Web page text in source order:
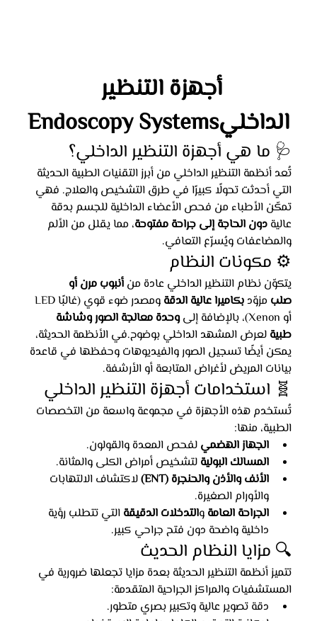
أجهزة التنظير
الداخليEndoscopy Systems
🩺 ما هي أجهزة التنظير الداخلي؟
تُعد أنظمة التنظير الداخلي من أبرز التقنيات الطبية الحديثة
التي أحدثت تحولًا كبيرًا في طرق التشخيص والعلاج. فهي
تمكّن الأطباء من فحص الأعضاء الداخلية للجسم بدقة
عالية دون الحاجة إلى جراحة مفتوحة، مما يقلل من الألم
والمضاعفات ويُسرّع التعافي.
⚙️ مكونات النظام
يتكوّن نظام التنظير الداخلي عادة من أنبوب مرن أو
صلب مزوّد بكاميرا عالية الدقة
ومصدر ضوء قوي (غالبًا LED
أو Xenon)، بالإضافة إلى
وحدة معالجة الصور وشاشة
طبية لعرض المشهد الداخلي بوضوح.في الأنظمة الحديثة،
يمكن أيضًا تسجيل الصور والفيديوهات وحفظها في قاعدة
بيانات المريض لأغراض المتابعة أو الأرشفة.
🧬 استخدامات أجهزة التنظير الداخلي
تُستخدم هذه الأجهزة في مجموعة واسعة من التخصصات
الطبية، منها:
الجهاز الهضمي لفحص المعدة والقولون.
المسالك البولية لتشخيص أمراض الكلى والمثانة.
الأنف والأذن والحنجرة (ENT)
لاكتشاف الالتهابات
والأورام الصغيرة.
الجراحة العامة والتدخلات الدقيقة التي تتطلب رؤية
داخلية واضحة دون فتح جراحي كبير.
🔍 مزايا النظام الحديث
تتميز أنظمة التنظير الحديثة بعدة مزايا تجعلها ضرورية في
المستشفيات والمراكز الجراحية المتقدمة:
دقة تصوير عالية وتكبير بصري متطور.